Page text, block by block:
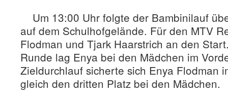
Um 13:00 Uhr folgte der Bambinilauf
auf dem Schulhofgelände. Für den MTV
Flodman und Tjark Haarstrich an den
Runde lag Enya bei den Mädchen im
Zieldurchlauf sicherte sich Enya Flodman
gleich den dritten Platz bei den Mädchen.